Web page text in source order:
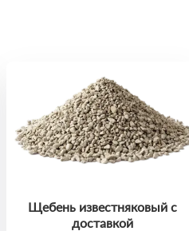
Щебень известняковый с
доставкой